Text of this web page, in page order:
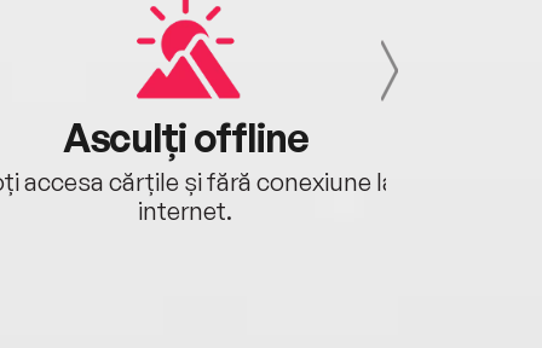
Asculți offline
accesa cărțile și fără conexiune la
internet.